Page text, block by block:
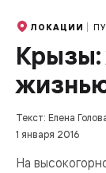
ЛОКАЦИИ
Крызы:
Текст: Елена
1 января 2016
На